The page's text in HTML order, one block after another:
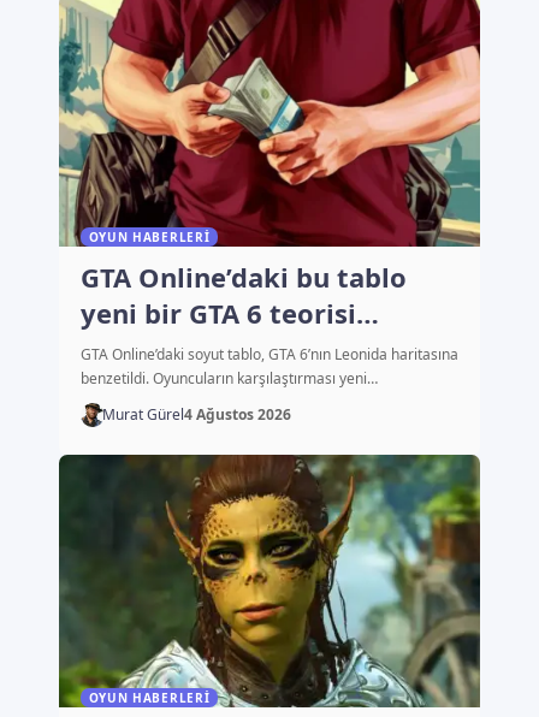
OYUN HABERLERI
GTA Online’daki bu tablo
yeni bir GTA 6 teorisi
başlattı
GTA Online’daki soyut tablo, GTA 6’nın Leonida haritasına
benzetildi. Oyuncuların karşılaştırması yeni…
Murat Gürel4 Ağustos 2026
OYUN HABERLERI